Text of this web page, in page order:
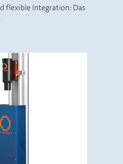
flexible Integration: Das